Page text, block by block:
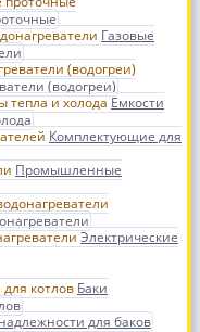
Газовые
(водогреи)
Емкости
Комплектующие для
Промышленные
Электрические
Баки
для баков